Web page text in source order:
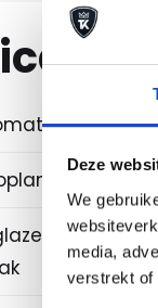
Deze
We
media,
verstrekt of